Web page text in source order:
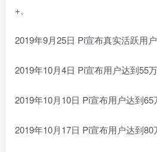
+。
2019年9月25日 Pi宣布真实活跃用户
2019年10月4日 Pi宣布用户达到55万
2019年10月10日 Pi宣布用户达到65
2019年10月17日 Pi宣布用户达到80